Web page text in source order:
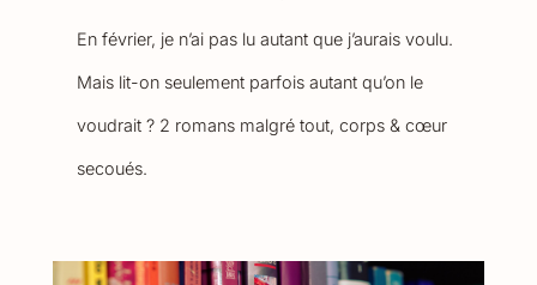
En février, je n’ai pas lu autant que j’aurais voulu.
Mais lit-on seulement parfois autant qu’on le
voudrait ? 2 romans malgré tout, corps & cœur
secoués.